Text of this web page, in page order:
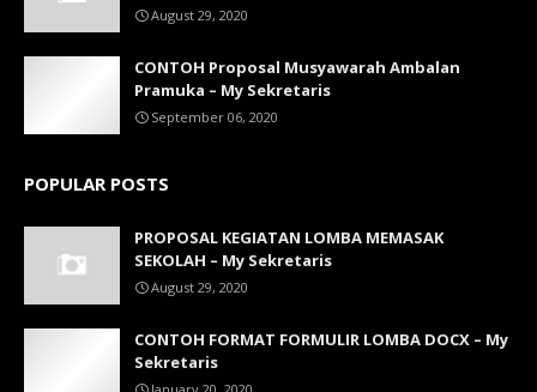
August 29, 2020
CONTOH Proposal Musyawarah Ambalan
Pramuka – My Sekretaris
September 06, 2020
POPULAR POSTS
PROPOSAL KEGIATAN LOMBA MEMASAK
SEKOLAH – My Sekretaris
August 29, 2020
CONTOH FORMAT FORMULIR LOMBA DOCX – My
Sekretaris